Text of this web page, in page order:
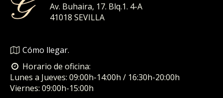
Av. Buhaira, 17. Blq.1. 4-A
41018 SEVILLA
Cómo llegar.
Horario de oficina:
Lunes a Jueves: 09:00h-14:00h / 16:30h-20:00h
Viernes: 09:00h-15:00h